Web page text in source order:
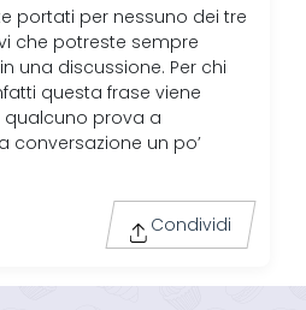
portati per nessuno dei tre
che potreste sempre
una discussione. Per chi
questa frase viene
qualcuno prova a
conversazione un po’
Condividi